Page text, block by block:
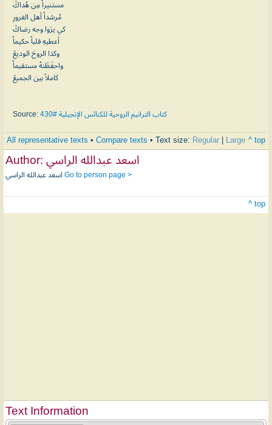
مستنيراً مِن هُداكْ
مُرشداً أهل الغرورِ
كي يرَوا وجه رضاكْ
أعطيهِ قلباً حكيماً
وكذا الروحَ الوديعْ
واحفَظَنهُ مستقيماً
كاملاً بين الجميعْ
Source: كتاب الترانيم الروحية للكنائس الإنجيلية #430
All representative texts • Compare texts • Text size: Regular | Large ^ top
Author: اسعد عبدالله الراسي
Go to person page >
^ top
Text Information